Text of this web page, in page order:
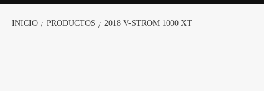
INICIO PRODUCTOS 2018 V-STROM 1000 XT